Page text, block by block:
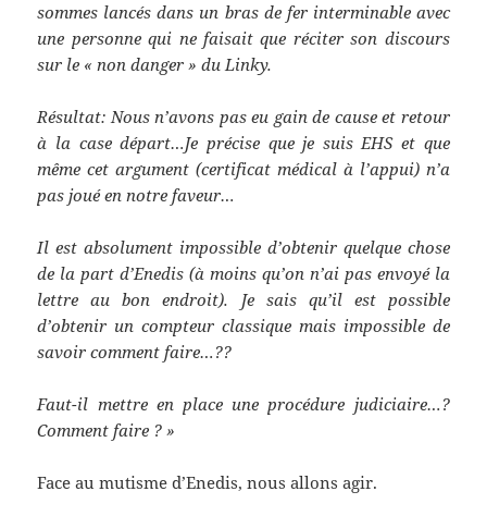
sommes lancés dans un bras de fer interminable avec
une personne qui ne faisait que réciter son discours
sur le « non danger » du Linky.
Résultat: Nous n’avons pas eu gain de cause et retour
à la case départ…Je précise que je suis EHS et que
même cet argument (certificat médical à l’appui) n’a
pas joué en notre faveur…
Il est absolument impossible d’obtenir quelque chose
de la part d’Enedis (à moins qu’on n’ai pas envoyé la
lettre au bon endroit). Je sais qu’il est possible
d’obtenir un compteur classique mais impossible de
savoir comment faire…??
Faut-il mettre en place une procédure judiciaire…?
Comment faire ? »
Face au mutisme d’Enedis, nous allons agir.